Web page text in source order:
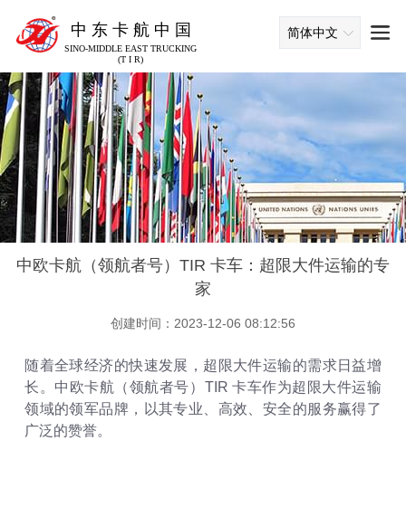
中 东 卡 航 中 国
SINO-MIDDLE EAST TRUCKING
(T I R)
简体中文
中欧卡航（领航者号）TIR 卡车：超限大件运输的专
家
创建时间：2023-12-06 08:12:56
随着全球经济的快速发展，超限大件运输的需求日益增
长。中欧卡航（领航者号）TIR 卡车作为超限大件运输
领域的领军品牌，以其专业、高效、安全的服务赢得了
广泛的赞誉。